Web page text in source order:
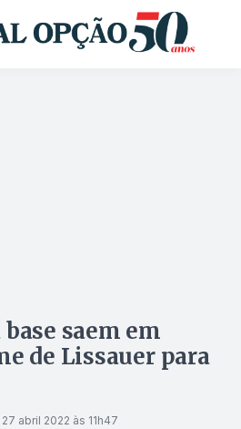
saem em
de Lissauer para
27 abril 2022 às 11h47